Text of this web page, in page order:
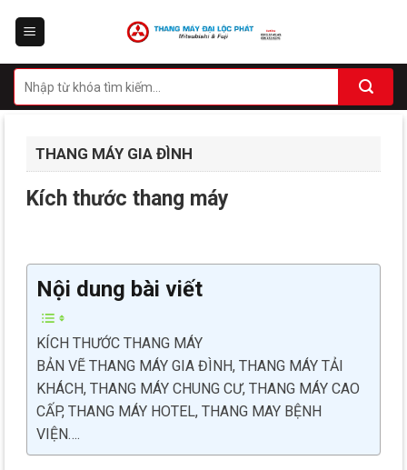
THANG MÁY GIA ĐÌNH
Kích thước thang máy
Nội dung bài viết
KÍCH THƯỚC THANG MÁY
BẢN VẼ THANG MÁY GIA ĐÌNH, THANG MÁY TẢI
KHÁCH, THANG MÁY CHUNG CƯ, THANG MÁY CAO
CẤP, THANG MÁY HOTEL, THANG MAY BỆNH
VIỆN….